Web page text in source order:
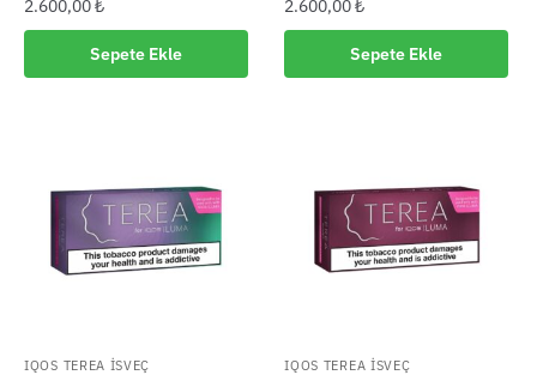
2.600,00₺
Sepete Ekle
2.600,00₺
Sepete Ekle
IQOS TEREA İSVEÇ IQOS TEREA İSVEÇ